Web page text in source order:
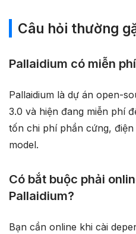
Câu hỏi thường
Pallaidium có miễn
Pallaidium là dự án open-
3.0 và hiện đang miễn phí
tốn chi phí phần cứng,
model.
Có bắt buộc phải
Pallaidium?
Bạn cần online khi cài